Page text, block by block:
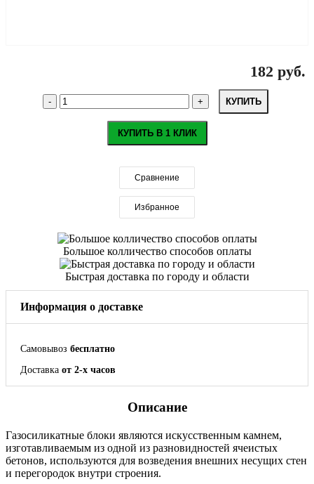
182 руб.
КУПИТЬ
КУПИТЬ В 1 КЛИК
Сравнение
Избранное
Большое колличество способов оплаты
Быстрая доставка по городу и области
Информация о доставке
Самовывоз бесплатно
Доставка от 2-х часов
Описание
Газосиликатные блоки являются искусственным камнем,
изготавливаемым из одной из разновидностей ячеистых
бетонов, используются для возведения внешних несущих стен
и перегородок внутри строения.